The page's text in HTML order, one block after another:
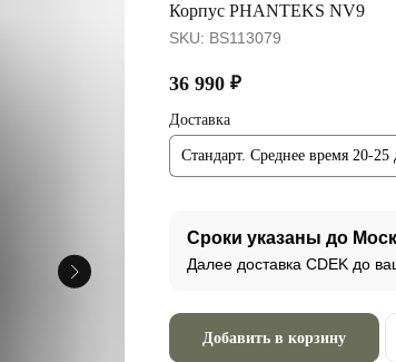
Корпус PHANTEKS NV9
SKU: BS113079
36 990 ₽
Доставка
Стандарт. Среднее время 20-25
Сроки указаны до
Далее доставка CDEK до
Добавить в корзину